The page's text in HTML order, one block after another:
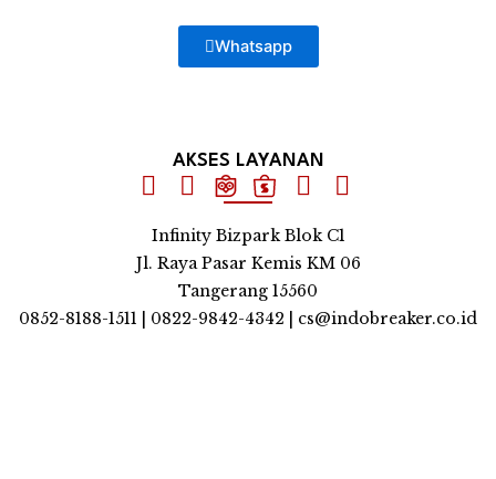
Whatsapp
AKSES LAYANAN
Infinity Bizpark Blok C1
Jl. Raya Pasar Kemis KM 06
Tangerang 15560
0852-8188-1511 | 0822-9842-4342 | cs@indobreaker.co.id